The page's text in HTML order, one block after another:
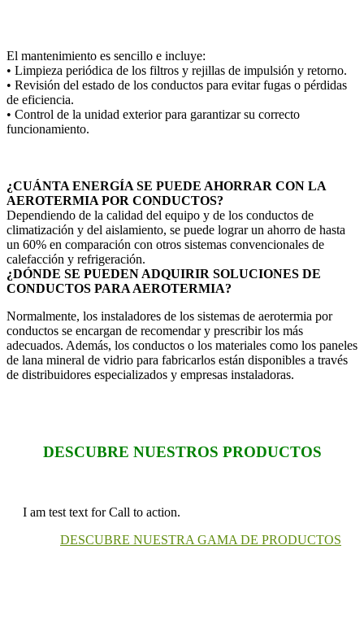
El mantenimiento es sencillo e incluye:
• Limpieza periódica de los filtros y rejillas de impulsión y retorno.
• Revisión del estado de los conductos para evitar fugas o pérdidas
de eficiencia.
• Control de la unidad exterior para garantizar su correcto
funcionamiento.
¿CUÁNTA ENERGÍA SE PUEDE AHORRAR CON LA
AEROTERMIA POR CONDUCTOS?
Dependiendo de la calidad del equipo y de los conductos de
climatización y del aislamiento, se puede lograr un ahorro de hasta
un 60% en comparación con otros sistemas convencionales de
calefacción y refrigeración.
¿DÓNDE SE PUEDEN ADQUIRIR SOLUCIONES DE
CONDUCTOS PARA AEROTERMIA?
Normalmente, los instaladores de los sistemas de aerotermia por
conductos se encargan de recomendar y prescribir los más
adecuados. Además, los conductos o los materiales como los paneles
de lana mineral de vidrio para fabricarlos están disponibles a través
de distribuidores especializados y empresas instaladoras.
DESCUBRE NUESTROS PRODUCTOS
I am test text for Call to action.
DESCUBRE NUESTRA GAMA DE PRODUCTOS